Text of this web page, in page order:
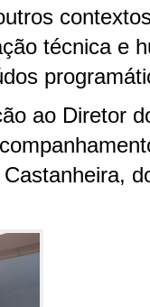
técnica e
ao Diretor